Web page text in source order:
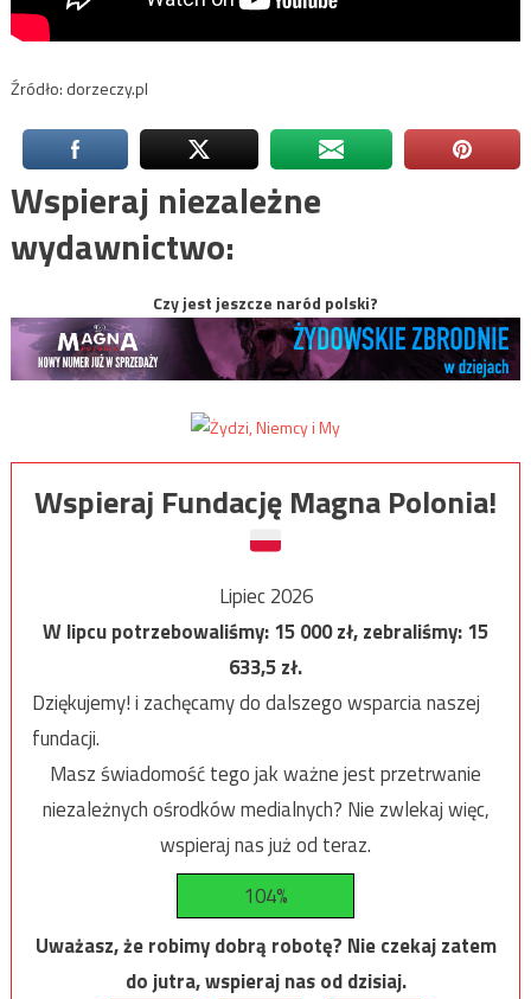
Źródło: dorzeczy.pl
Wspieraj niezależne
wydawnictwo:
Czy jest jeszcze naród polski?
Wspieraj Fundację Magna Polonia!
Lipiec 2026
W lipcu potrzebowaliśmy:15 000zł, zebraliśmy:15
633,5zł.
Dziękujemy! i zachęcamy do dalszego wsparcia naszej
fundacji.
Masz świadomość tego jak ważne jest przetrwanie
niezależnych ośrodków medialnych? Nie zwlekaj więc,
wspieraj nas już od teraz.
104%
Uważasz, że robimy dobrą robotę? Nie czekaj zatem
do jutra, wspieraj nas od dzisiaj.